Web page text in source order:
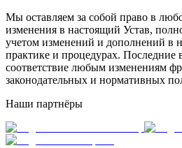
Мы оставляем за собой право в
изменения в настоящий Устав,
учетом изменений и дополнений в
практике и процедурах. Последние
соответствие любым изменениям
законодательных и нормативных
Наши партнёры